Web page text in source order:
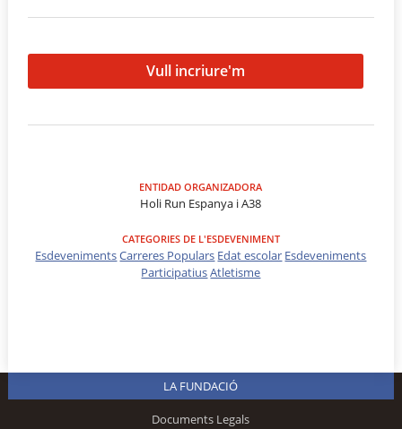
Vull incriure'm
ENTIDAD ORGANIZADORA
Holi Run Espanya i A38
CATEGORIES DE L'ESDEVENIMENT
EsdevenimentsCarreres Populars Edat escolar Esdeveniments
ParticipatiusAtletisme
LA FUNDACIÓ
Documents Legals